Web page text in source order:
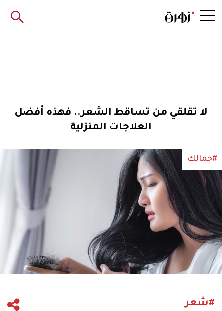
لا تقلقي من تساقط الشعر.. فهذه أفضل
العلاجات المنزلية
#جمالك
#شعر